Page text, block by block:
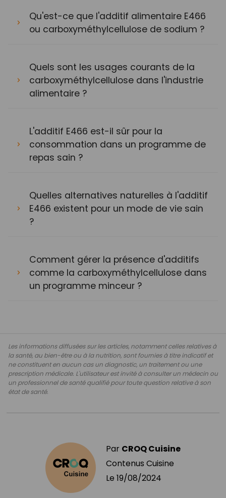
Qu'est-ce que l'additif alimentaire E466
ou carboxyméthylcellulose de sodium ?
Quels sont les usages courants de la
carboxyméthylcellulose dans l'industrie
alimentaire ?
L'additif E466 est-il sûr pour la
consommation dans un programme de
repas sain ?
Quelles alternatives naturelles à l'additif
E466 existent pour un mode de vie sain
?
Comment gérer la présence d'additifs
comme la carboxyméthylcellulose dans
un programme minceur ?
Les informations diffusées sur les articles, notamment celles relatives à
la santé, au bien-être ou à la nutrition, sont fournies à titre indicatif et
ne constituent en aucun cas un diagnostic, un traitement ou une
prescription médicale. L'utilisateur est invité à consulter un médecin ou
un professionnel de santé qualifié pour toute question relative à son
état de santé.
Par CROQ Cuisine
Contenus Cuisine
Le 19/08/2024